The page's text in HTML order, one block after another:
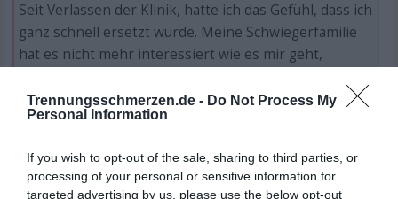
Trennungsschmerzen.de - Do Not Process My
Personal Information
If you wish to opt-out of the sale, sharing to third parties, or
processing of your personal or sensitive information for
targeted advertising by us, please use the below opt-out
Seit Verlassen der Klinik, hatte ich das Gefühl, dass ich
ganz schnell ersetzt wurde. Meine Schwiegerfamilie
hat es nicht mehr interessiert wie es mir geht,
immer für mich da sein werden. Ich wurde bei
Begegnungen ignoriert, so als würden sie mich nicht